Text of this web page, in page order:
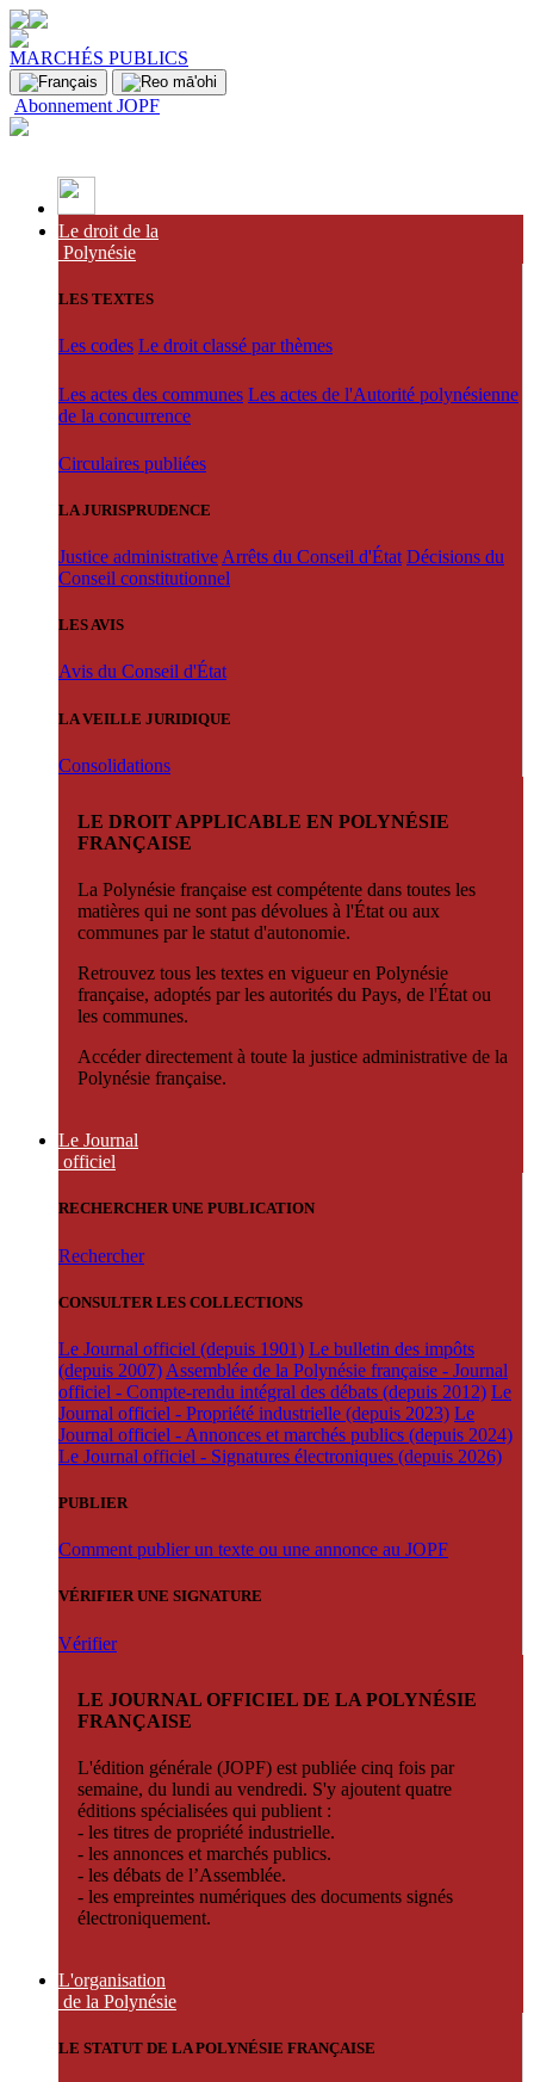
MARCHÉS PUBLICS
Abonnement JOPF
Le droit de la
Polynésie
LES TEXTES
Les codes Le droit classé par thèmes
Les actes des communes Les actes de l'Autorité polynésienne
de la concurrence
Circulaires publiées
LA JURISPRUDENCE
Justice administrative Arrêts du Conseil d'État Décisions du
Conseil constitutionnel
LES AVIS
Avis du Conseil d'État
LA VEILLE JURIDIQUE
Consolidations
LE DROIT APPLICABLE EN POLYNÉSIE
FRANÇAISE
La Polynésie française est compétente dans toutes les
matières qui ne sont pas dévolues à l'État ou aux
communes par le statut d'autonomie.
Retrouvez tous les textes en vigueur en Polynésie
française, adoptés par les autorités du Pays, de l'État ou
les communes.
Accéder directement à toute la justice administrative de la
Polynésie française.
Le Journal
officiel
RECHERCHER UNE PUBLICATION
Rechercher
CONSULTER LES COLLECTIONS
Le Journal officiel (depuis 1901) Le bulletin des impôts
(depuis 2007) Assemblée de la Polynésie française - Journal
officiel - Compte-rendu intégral des débats (depuis 2012) Le
Journal officiel - Propriété industrielle (depuis 2023) Le
Journal officiel - Annonces et marchés publics (depuis 2024)
Le Journal officiel - Signatures électroniques (depuis 2026)
PUBLIER
Comment publier un texte ou une annonce au JOPF
VÉRIFIER UNE SIGNATURE
Vérifier
LE JOURNAL OFFICIEL DE LA POLYNÉSIE
FRANÇAISE
L'édition générale (JOPF) est publiée cinq fois par
semaine, du lundi au vendredi. S'y ajoutent quatre
éditions spécialisées qui publient :
- les titres de propriété industrielle.
- les annonces et marchés publics.
- les débats de l’Assemblée.
- les empreintes numériques des documents signés
électroniquement.
L'organisation
de la Polynésie
LE STATUT DE LA POLYNÉSIE FRANÇAISE